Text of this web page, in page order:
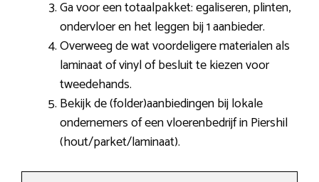
Ga voor een totaalpakket: egaliseren, plinten,
ondervloer en het leggen bij 1 aanbieder.
Overweeg de wat voordeligere materialen als
laminaat of vinyl of besluit te kiezen voor
tweedehands.
Bekijk de (folder)aanbiedingen bij lokale
ondernemers of een vloerenbedrijf in Piershil
(hout/parket/laminaat).